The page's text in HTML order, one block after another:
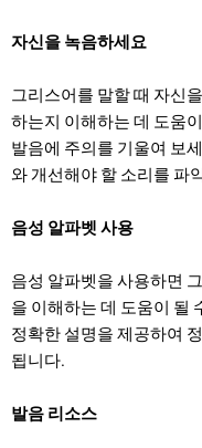
자신을 녹음하세요
그리스어를 말할 때 자신
하는지 이해하는 데 도움
발음에 주의를 기울여 보
와 개선해야 할 소리를 파
음성 알파벳 사용
음성 알파벳을 사용하면
을 이해하는 데 도움이 될
정확한 설명을 제공하여
됩니다.
발음 리소스